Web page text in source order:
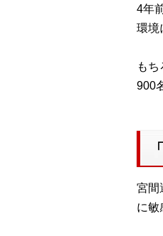
4年
環境
も
900
宮間
に敏